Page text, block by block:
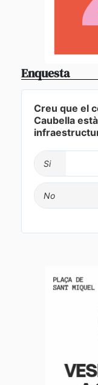
Enquesta
Creu que el
Caubella
Si
No